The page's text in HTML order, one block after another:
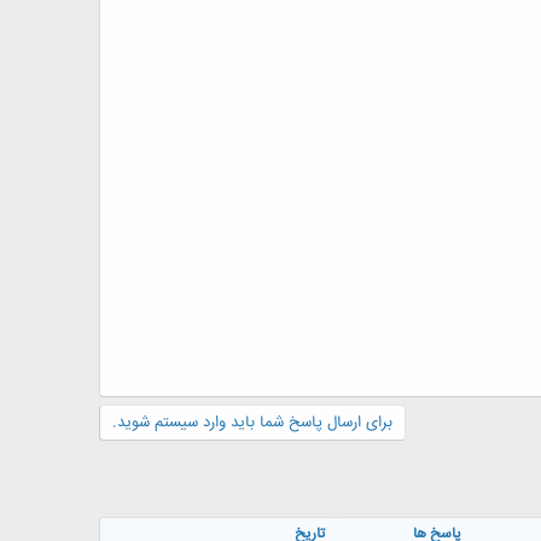
برای ارسال پاسخ شما باید وارد سیستم شوید.
پاسخ ها تاریخ